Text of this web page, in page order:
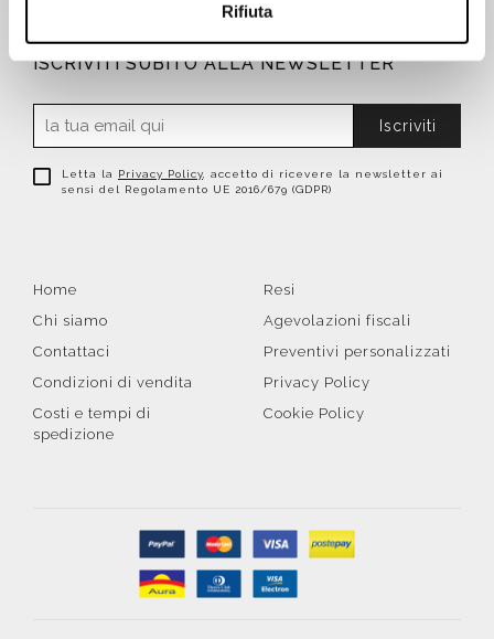
Rifiuta
ISCRIVITI SUBITO ALLA NEWSLETTER
Iscriviti
Letta la Privacy Policy , accetto di ricevere la newsletter ai
sensi del Regolamento UE 2016/679 (GDPR)
Home
Chi siamo
Contattaci
Condizioni di vendita
Costi e tempi di
spedizione
Resi
Agevolazioni fiscali
Preventivi personalizzati
Privacy Policy
Cookie Policy